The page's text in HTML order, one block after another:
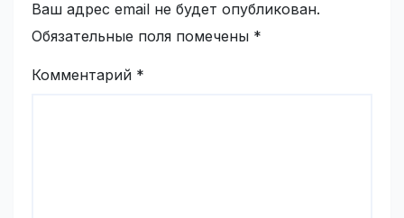
Ваш адрес email не будет опубликован.
Обязательные поля помечены *
Комментарий *